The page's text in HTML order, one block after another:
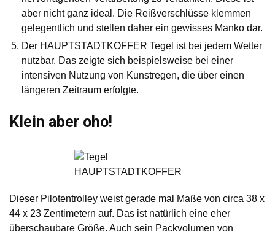
aber nicht ganz ideal. Die Reißverschlüsse klemmen
gelegentlich und stellen daher ein gewisses Manko dar.
Der HAUPTSTADTKOFFER Tegel ist bei jedem Wetter
nutzbar. Das zeigte sich beispielsweise bei einer
intensiven Nutzung von Kunstregen, die über einen
längeren Zeitraum erfolgte.
Klein aber oho!
Dieser Pilotentrolley weist gerade mal Maße von circa 38 x
44 x 23 Zentimetern auf. Das ist natürlich eine eher
überschaubare Größe. Auch sein Packvolumen von